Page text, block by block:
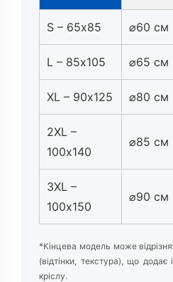
S – 65х85 ⌀60 см
L – 85х105 ⌀65 см
XL – 90х125 ⌀80 см
2XL –
100х140
⌀85 см
3XL –
100х150
⌀90 см
*Кінцева модель може
(відтінки, текстура), що додає
кріслу.